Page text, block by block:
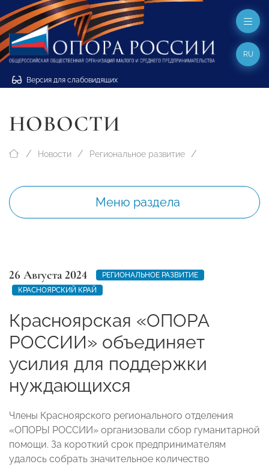
Версия для слабовидящих
RU
НОВОСТИ
Новости Региональное развитие
Меню раздела
26 Августа 2024
РЕГИОНАЛЬНОЕ РАЗВИТИЕ
КРАСНОЯРСКИЙ КРАЙ
Красноярская «ОПОРА
РОССИИ» объединяет
усилия для поддержки
нуждающихся
Члены Красноярского регионального отделения
«ОПОРЫ РОССИИ» организовали сбор гуманитарной
помощи. За короткий срок предпринимателям
удалось собрать значительное количество